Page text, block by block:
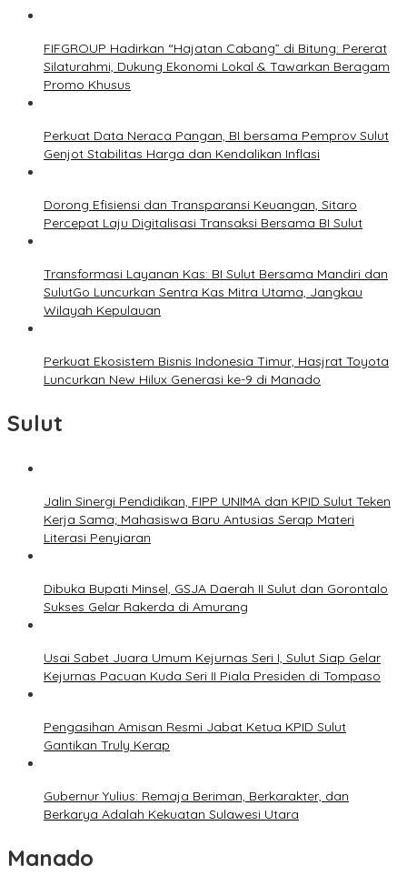
FIFGROUP Hadirkan “Hajatan Cabang” di Bitung: Pererat
Silaturahmi, Dukung Ekonomi Lokal & Tawarkan Beragam
Promo Khusus
Perkuat Data Neraca Pangan, BI bersama Pemprov Sulut
Genjot Stabilitas Harga dan Kendalikan Inflasi
Dorong Efisiensi dan Transparansi Keuangan, Sitaro
Percepat Laju Digitalisasi Transaksi Bersama BI Sulut
Transformasi Layanan Kas: BI Sulut Bersama Mandiri dan
SulutGo Luncurkan Sentra Kas Mitra Utama, Jangkau
Wilayah Kepulauan
Perkuat Ekosistem Bisnis Indonesia Timur, Hasjrat Toyota
Luncurkan New Hilux Generasi ke-9 di Manado
Sulut
Jalin Sinergi Pendidikan, FIPP UNIMA dan KPID Sulut Teken
Kerja Sama; Mahasiswa Baru Antusias Serap Materi
Literasi Penyiaran
Dibuka Bupati Minsel, GSJA Daerah II Sulut dan Gorontalo
Sukses Gelar Rakerda di Amurang
Usai Sabet Juara Umum Kejurnas Seri I, Sulut Siap Gelar
Kejurnas Pacuan Kuda Seri II Piala Presiden di Tompaso
Pengasihan Amisan Resmi Jabat Ketua KPID Sulut
Gantikan Truly Kerap
Gubernur Yulius: Remaja Beriman, Berkarakter, dan
Berkarya Adalah Kekuatan Sulawesi Utara
Manado